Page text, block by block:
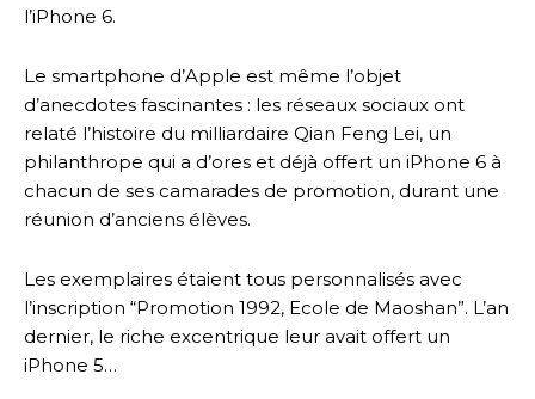
l’iPhone 6.
Le smartphone d’Apple est même l’objet
d’anecdotes fascinantes : les réseaux sociaux ont
relaté l’histoire du milliardaire Qian Feng Lei, un
philanthrope qui a d’ores et déjà offert un iPhone 6 à
chacun de ses camarades de promotion, durant une
réunion d’anciens élèves.
Les exemplaires étaient tous personnalisés avec
l’inscription “Promotion 1992, Ecole de Maoshan”. L’an
dernier, le riche excentrique leur avait offert un
iPhone 5…